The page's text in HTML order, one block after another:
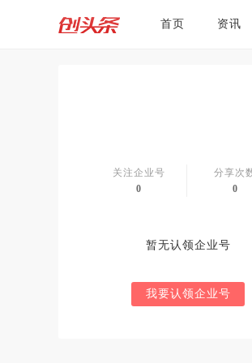
首页 资讯
关注企业号
0
分享次
0
暂无认领企业号
我要认领企业号